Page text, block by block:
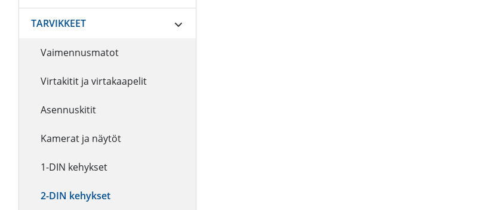
TARVIKKEET
Vaimennusmatot
Virtakitit ja virtakaapelit
Asennuskitit
Kamerat ja näytöt
1-DIN kehykset
2-DIN kehykset